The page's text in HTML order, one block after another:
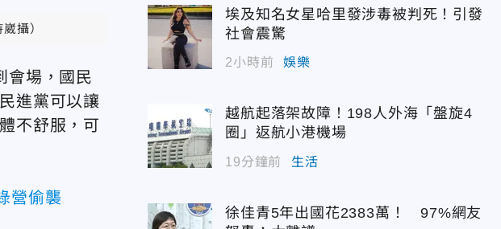
攝）
會場，國民
進黨可以讓
不舒服，可
營偷襲
埃及知名女星哈里發涉毒被判死！引發
社會震驚
2小時前 娛樂
越航起落架故障！198人外海「盤旋4
圈」返航小港機場
19分鐘前 生活
徐佳青5年出國花2383萬！ 97%網友